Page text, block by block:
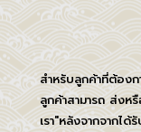
สำหรับลูกค้าที่ต้องก
ลูกค้าสามารถ ส่งห
เรา"หลังจากจากได้